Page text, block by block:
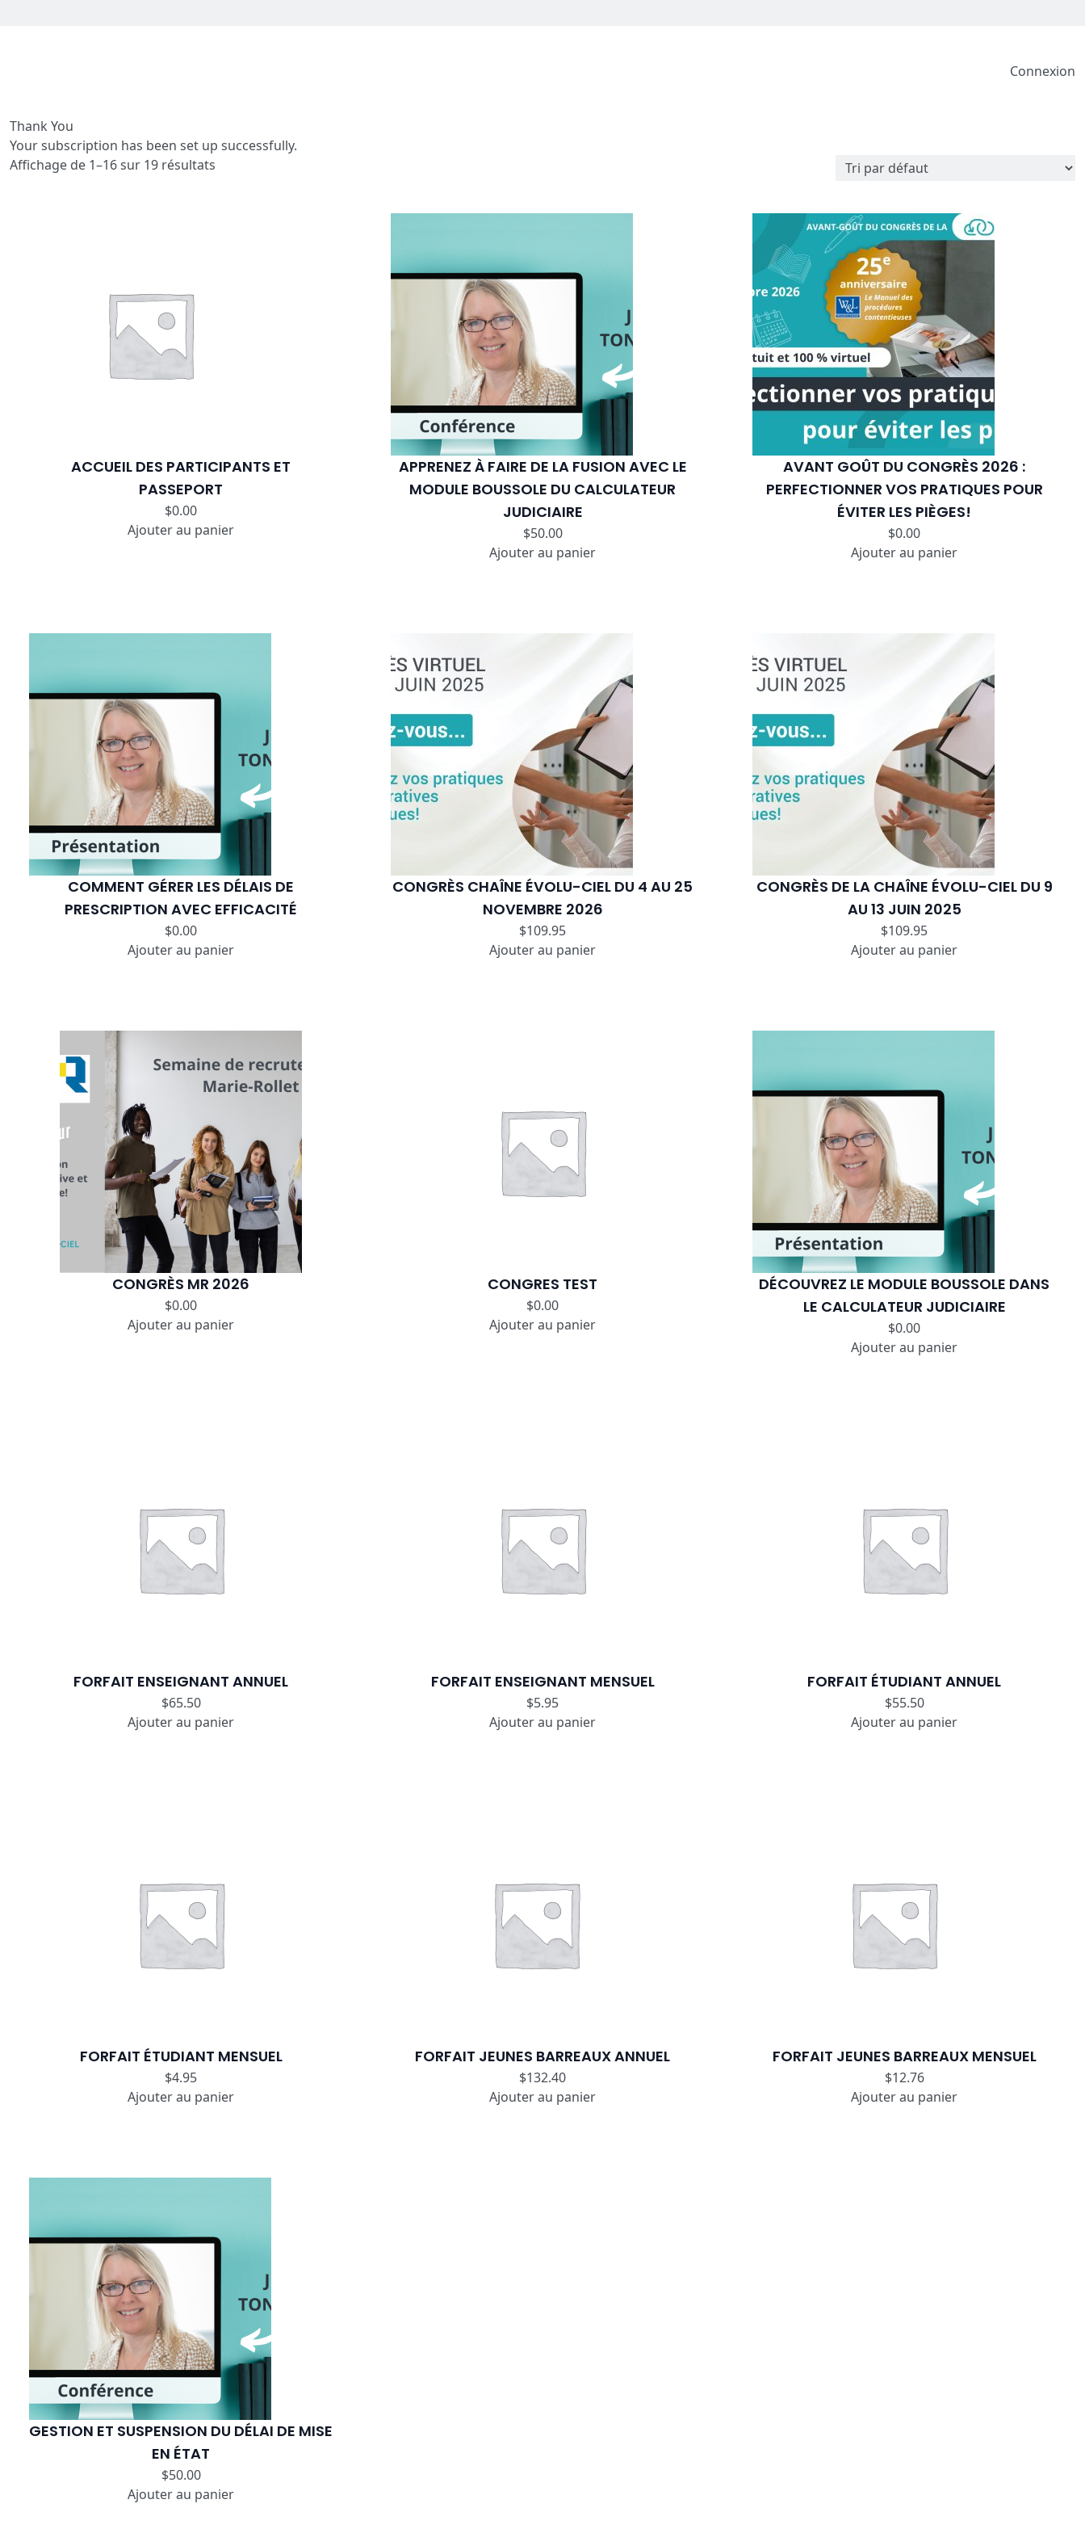
Connexion
Thank You
Your subscription has been set up successfully.
Affichage de 1–16 sur 19 résultats
ACCUEIL DES PARTICIPANTS ET
PASSEPORT
$0.00
Ajouter au panier
APPRENEZ À FAIRE DE LA FUSION AVEC LE
MODULE BOUSSOLE DU CALCULATEUR
JUDICIAIRE
$50.00
Ajouter au panier
AVANT GOÛT DU CONGRÈS 2026 :
PERFECTIONNER VOS PRATIQUES POUR
ÉVITER LES PIÈGES!
$0.00
Ajouter au panier
COMMENT GÉRER LES DÉLAIS DE
PRESCRIPTION AVEC EFFICACITÉ
$0.00
Ajouter au panier
CONGRÈS CHAÎNE ÉVOLU-CIEL DU 4 AU 25
NOVEMBRE 2026
$109.95
Ajouter au panier
CONGRÈS DE LA CHAÎNE ÉVOLU-CIEL DU 9
AU 13 JUIN 2025
$109.95
Ajouter au panier
CONGRÈS MR 2026
$0.00
Ajouter au panier
CONGRES TEST
$0.00
Ajouter au panier
DÉCOUVREZ LE MODULE BOUSSOLE DANS
LE CALCULATEUR JUDICIAIRE
$0.00
Ajouter au panier
FORFAIT ENSEIGNANT ANNUEL
$65.50
Ajouter au panier
FORFAIT ENSEIGNANT MENSUEL
$5.95
Ajouter au panier
FORFAIT ÉTUDIANT ANNUEL
$55.50
Ajouter au panier
FORFAIT ÉTUDIANT MENSUEL
$4.95
Ajouter au panier
FORFAIT JEUNES BARREAUX ANNUEL
$132.40
Ajouter au panier
FORFAIT JEUNES BARREAUX MENSUEL
$12.76
Ajouter au panier
GESTION ET SUSPENSION DU DÉLAI DE MISE
EN ÉTAT
$50.00
Ajouter au panier